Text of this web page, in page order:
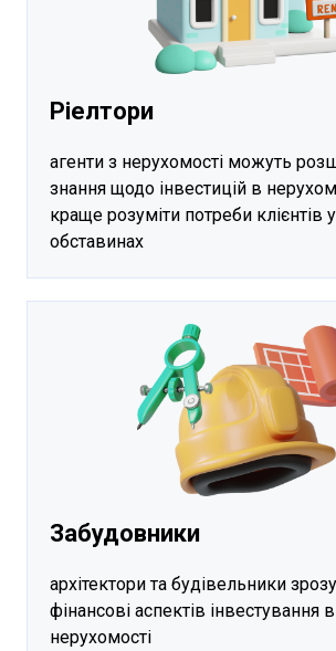
Ріелтори
агенти з нерухомості можуть
знання щодо інвестицій в
краще розуміти потреби клієнтів
обставинах
Забудовники
архітектори та будівельники
фінансові аспектів інвестування
нерухомості